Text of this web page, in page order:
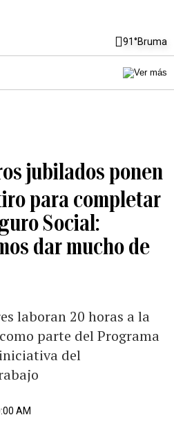
91°Bruma
jubilados ponen
para completar
Social:
dar mucho de
laboran 20 horas a la
parte del Programa
del
AM